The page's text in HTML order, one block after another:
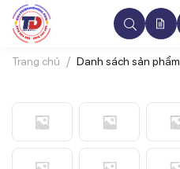
Trang chủ Danh sách sản phẩm